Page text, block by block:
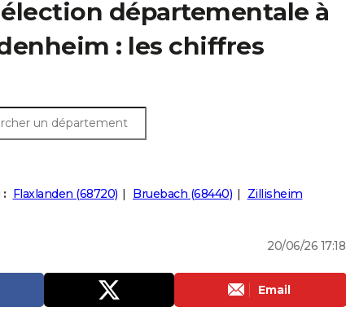
départementale à
: les chiffres
: Flaxlanden (68720) Bruebach (68440)
Zillisheim
20/06/26 17:18
Email